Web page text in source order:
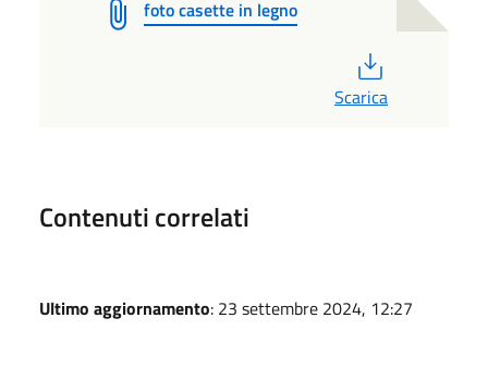
foto casette in legno
Scarica
Contenuti correlati
Ultimo aggiornamento: 23 settembre 2024, 12:27